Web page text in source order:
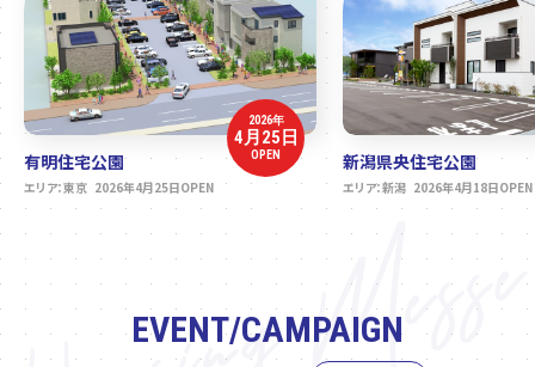
2026年
4月25日
OPEN
有明住宅公園
エリア：東京 2026年4月25日OPEN
新潟県央住宅公園
エリア：新潟 2026年4月18日OPEN
EVENT/CAMPAIGN